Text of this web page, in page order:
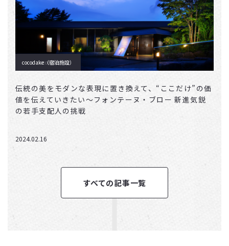
cocodake
cocodake（宿泊施設）
伝統の美をモダンな表現に置き換えて、“ここだけ”の価
値を伝えていきたい〜フォンテーヌ・ブロー 新進気鋭
の若手支配人の挑戦
2024.02.16
すべての記事一覧